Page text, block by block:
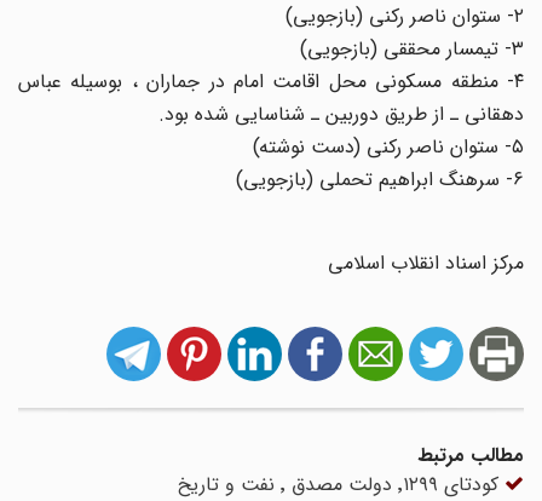
۴- منطقه مسکونی محل اقامت امام در جماران ، بوسیله عباس
دهقانی ـ از طریق دوربین ـ شناسایی شده بود.
مرکز اسناد انقلاب اسلامی
مطالب مرتبط
کودتای ٬١٢٩٩ دولت مصدق ٬ نفت و تاریخ